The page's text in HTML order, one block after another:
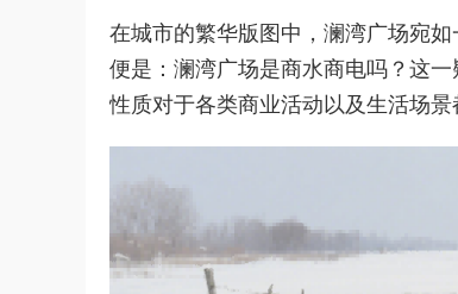
在城市的繁华版图中，澜湾广场宛
便是：澜湾广场是商水商电吗？这
性质对于各类商业活动以及生活场景